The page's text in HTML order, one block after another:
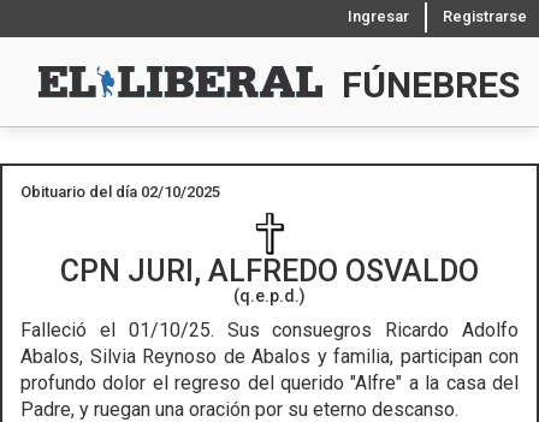
Ingresar Registrarse
FÚNEBRES
Obituario del día 02/10/2025
CPN JURI, ALFREDO OSVALDO
(q.e.p.d.)
Falleció el 01/10/25. Sus consuegros Ricardo Adolfo
Abalos, Silvia Reynoso de Abalos y familia, participan con
profundo dolor el regreso del querido "Alfre" a la casa del
Padre, y ruegan una oración por su eterno descanso.